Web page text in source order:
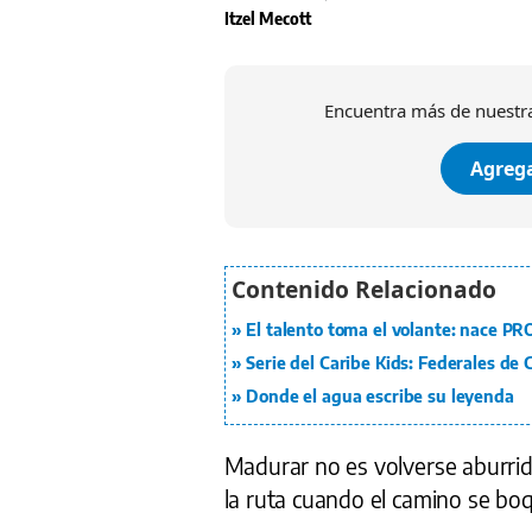
Itzel Mecott
Encuentra más de
El talento toma el volante: nace
Serie del Caribe Kids: Federales
Donde el agua escribe su leyenda
Madurar no es volverse
la ruta cuando el camino se